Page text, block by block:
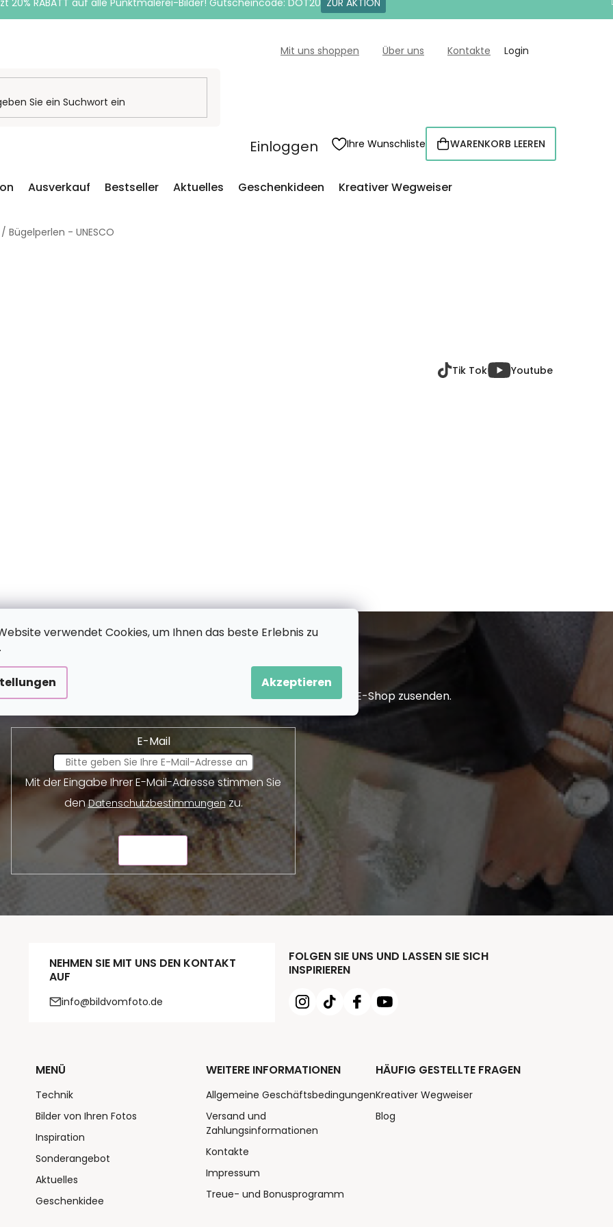
verwendet Cookies, um Ihnen das beste Erlebnis zu
Akzeptieren
20% RABATT auf alle Punktmalerei-Bilder! Gutscheincode: DOT20 ZUR AKTION
Mit uns shoppen Über uns Kontakte Login
Einloggen Ihre Wunschliste WARENKORB
WARENKORB LEEREN
Ausverkauf Bestseller Aktuelles Geschenkideen Kreativer Wegweiser
/ Bügelperlen - UNESCO
Tik Tok Youtube
wir werden Ihnen Informationen über neue Produkte in unserem E-Shop zusenden.
E-Mail
Mit der Eingabe Ihrer E-Mail-Adresse stimmen Sie
denDatenschutzbestimmungenzu.
NEHMEN SIE MIT UNS DEN KONTAKT
AUF
info@bildvomfoto.de
FOLGEN SIE UNS UND LASSEN SIE SICH
INSPIRIEREN
MENÜ
Technik
Bilder von Ihren Fotos
Inspiration
Sonderangebot
Aktuelles
Geschenkidee
WEITERE INFORMATIONEN
Allgemeine Geschäftsbedingungen
Versand und
Zahlungsinformationen
Kontakte
Impressum
Treue- und Bonusprogramm
HÄUFIG GESTELLTE FRAGEN
Kreativer Wegweiser
Blog